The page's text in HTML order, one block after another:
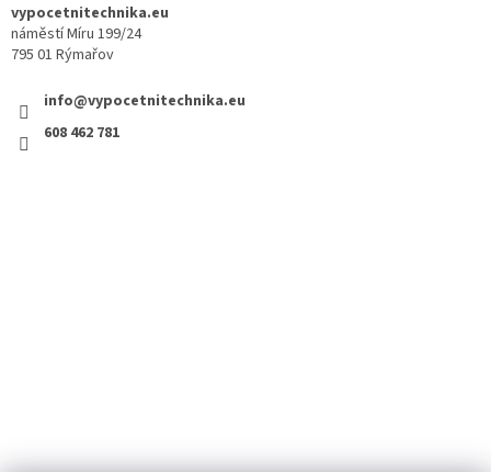
vypocetnitechnika.eu
náměstí Míru 199/24
795 01 Rýmařov
info@vypocetnitechnika.eu
608 462 781